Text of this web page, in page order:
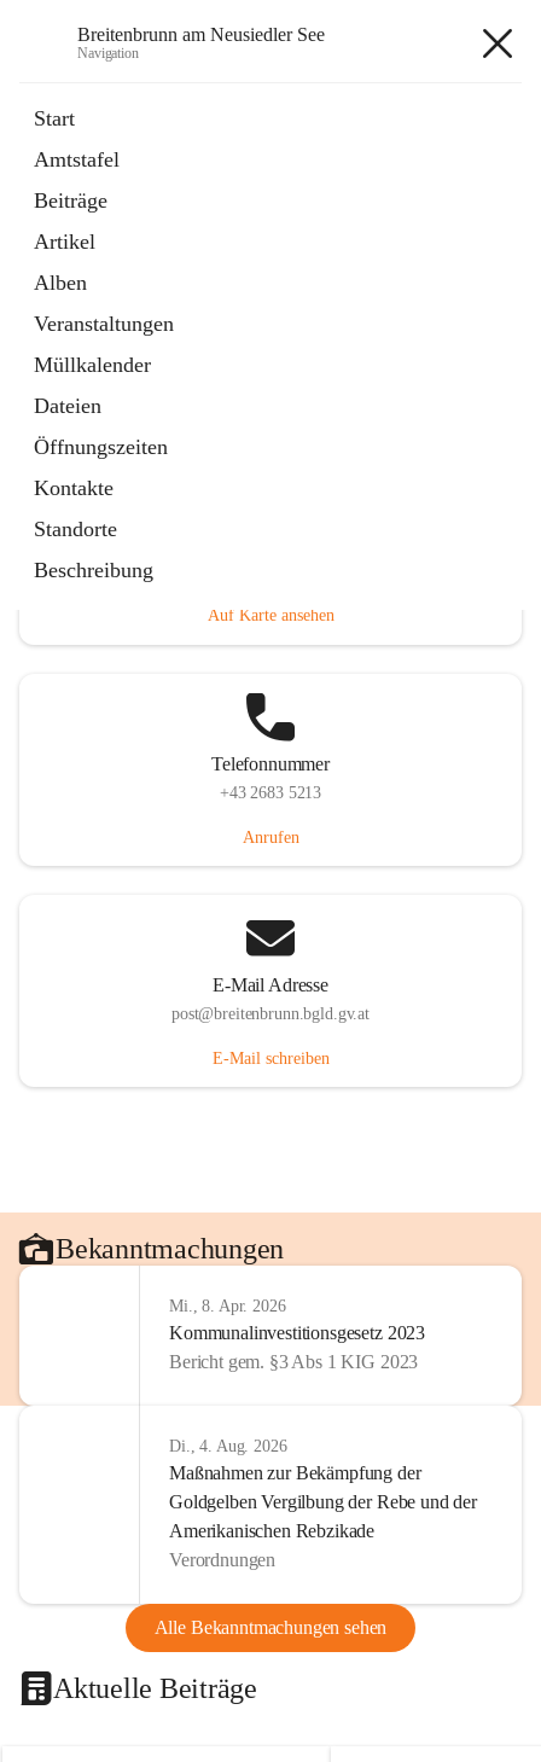
Breitenbrunn am Neusiedler See
Navigation
Start
Amtstafel
Beiträge
Artikel
Alben
Veranstaltungen
Müllkalender
Dateien
Öffnungszeiten
Kontakte
Standorte
Beschreibung
18 Schnellzugriffe
Gemeindeservice
Auf Karte ansehen
Telefonnummer
+43 2683 5213
Anrufen
E-Mail Adresse
post@breitenbrunn.bgld.gv.at
E-Mail schreiben
Bekanntmachungen
Mi., 8. Apr. 2026
Kommunalinvestitionsgesetz 2023
Bericht gem. §3 Abs 1 KIG 2023
Di., 4. Aug. 2026
Maßnahmen zur Bekämpfung der
Goldgelben Vergilbung der Rebe und der
Amerikanischen Rebzikade
Verordnungen
Alle Bekanntmachungen sehen
Aktuelle Beiträge